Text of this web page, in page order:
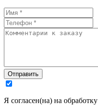
Отправить
Я согласен(на) на обработку